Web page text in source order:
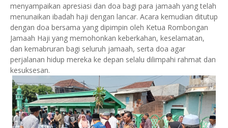
menyampaikan apresiasi dan doa bagi para jamaah yang telah
menunaikan ibadah haji dengan lancar. Acara kemudian ditutup
dengan doa bersama yang dipimpin oleh Ketua Rombongan
Jamaah Haji yang memohonkan keberkahan, keselamatan,
dan kemabruran bagi seluruh jamaah, serta doa agar
perjalanan hidup mereka ke depan selalu dilimpahi rahmat dan
kesuksesan.